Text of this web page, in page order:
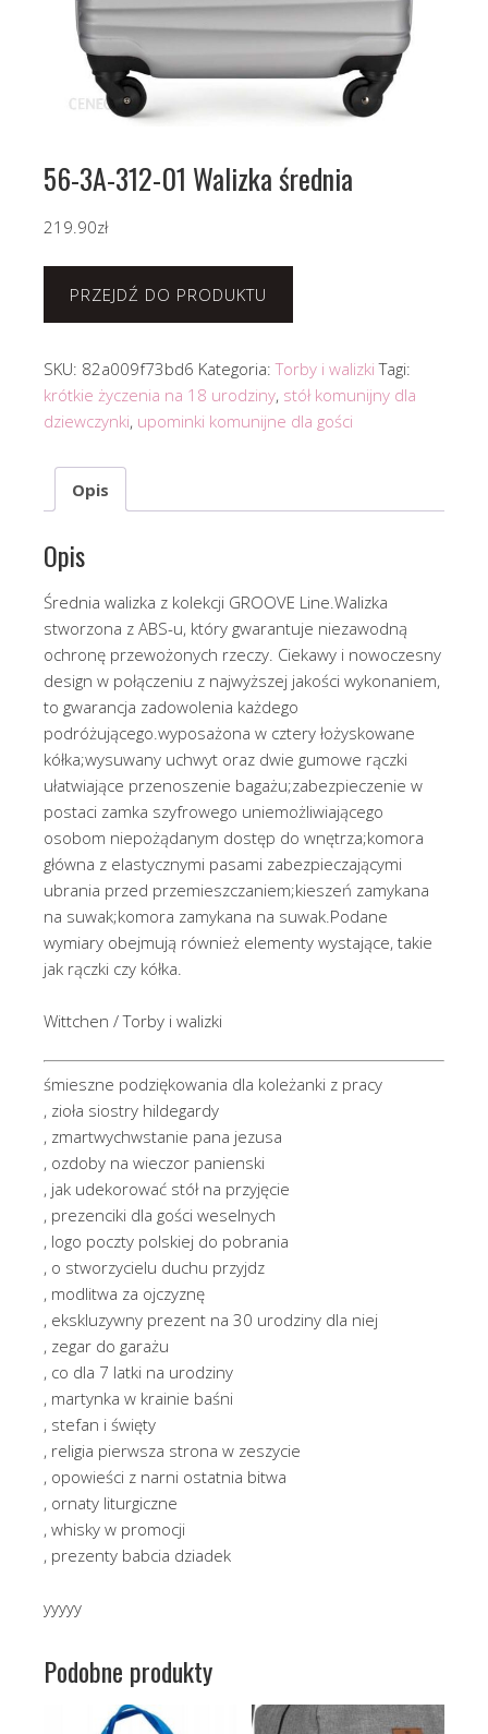
56-3A-312-01 Walizka średnia
219.90zł
PRZEJDŹ DO PRODUKTU
SKU: 82a009f73bd6 Kategoria:Torby i walizki Tagi:
krótkie życzenia na 18 urodziny, stół komunijny dla
dziewczynki, upominki komunijne dla gości
Opis
Opis
Średnia walizka z kolekcji GROOVE Line.Walizka
stworzona z ABS-u, który gwarantuje niezawodną
ochronę przewożonych rzeczy. Ciekawy i nowoczesny
design w połączeniu z najwyższej jakości wykonaniem,
to gwarancja zadowolenia każdego
podróżującego.wyposażona w cztery łożyskowane
kółka;wysuwany uchwyt oraz dwie gumowe rączki
ułatwiające przenoszenie bagażu;zabezpieczenie w
postaci zamka szyfrowego uniemożliwiającego
osobom niepożądanym dostęp do wnętrza;komora
główna z elastycznymi pasami zabezpieczającymi
ubrania przed przemieszczaniem;kieszeń zamykana
na suwak;komora zamykana na suwak.Podane
wymiary obejmują również elementy wystające, takie
jak rączki czy kółka.
Wittchen / Torby i walizki
śmieszne podziękowania dla koleżanki z pracy
, zioła siostry hildegardy
, zmartwychwstanie pana jezusa
, ozdoby na wieczor panienski
, jak udekorować stół na przyjęcie
, prezenciki dla gości weselnych
, logo poczty polskiej do pobrania
, o stworzycielu duchu przyjdz
, modlitwa za ojczyznę
, ekskluzywny prezent na 30 urodziny dla niej
, zegar do garażu
, co dla 7 latki na urodziny
, martynka w krainie baśni
, stefan i święty
, religia pierwsza strona w zeszycie
, opowieści z narni ostatnia bitwa
, ornaty liturgiczne
, whisky w promocji
, prezenty babcia dziadek
yyyyy
Podobne produkty